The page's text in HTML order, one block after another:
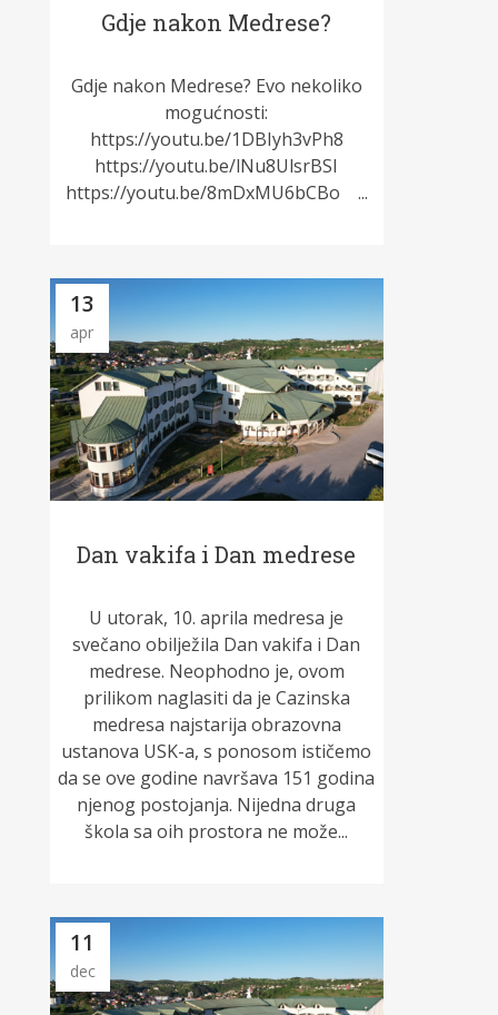
Gdje nakon Medrese?
Gdje nakon Medrese? Evo nekoliko
mogućnosti:
https://youtu.be/1DBIyh3vPh8
https://youtu.be/lNu8UlsrBSI
https://youtu.be/8mDxMU6bCBo ...
13
apr
Dan vakifa i Dan medrese
U utorak, 10. aprila medresa je
svečano obilježila Dan vakifa i Dan
medrese. Neophodno je, ovom
prilikom naglasiti da je Cazinska
medresa najstarija obrazovna
ustanova USK-a, s ponosom ističemo
da se ove godine navršava 151 godina
njenog postojanja. Nijedna druga
škola sa oih prostora ne može...
11
dec